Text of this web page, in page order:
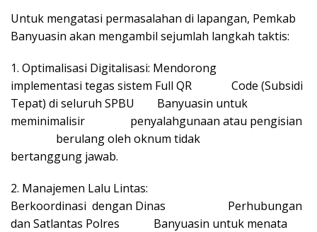
Untuk mengatasi permasalahan di lapangan, Pemkab
Banyuasin akan mengambil sejumlah langkah taktis:
1. Optimalisasi Digitalisasi: Mendorong
implementasi tegas sistem Full QR Code (Subsidi
Tepat) di seluruh SPBU Banyuasin untuk
meminimalisir penyalahgunaan atau pengisian
berulang oleh oknum tidak
bertanggung jawab.
2. Manajemen Lalu Lintas:
Berkoordinasi dengan Dinas Perhubungan
dan Satlantas Polres Banyuasin untuk menata